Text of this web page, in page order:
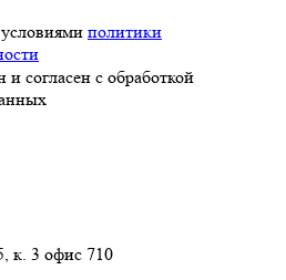
политики
и согласен с обработкой
к. 3 офис 710